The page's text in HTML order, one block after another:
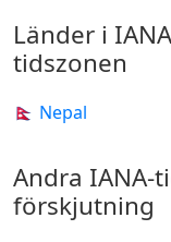
Länder i
tidszonen
🇳🇵 Nepal
Andra IANA-
förskjutning